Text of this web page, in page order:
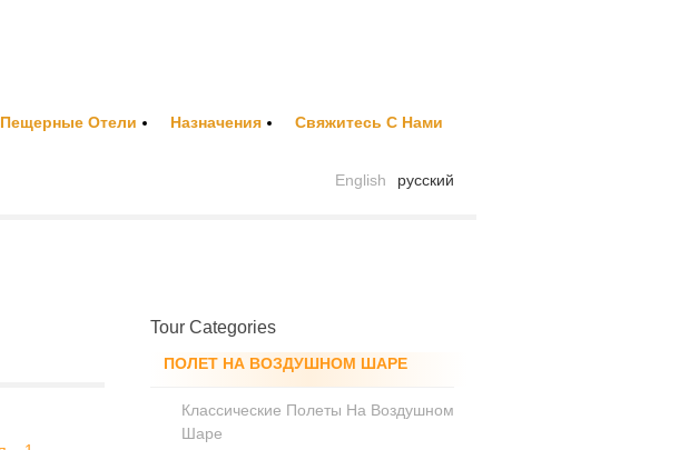
Пещерные Отели Назначения Свяжитесь С Нами
русский
English
Tour Categories
ПОЛЕТ НА ВОЗДУШНОМ ШАРЕ
Классические Полеты На Воздушном
Шаре